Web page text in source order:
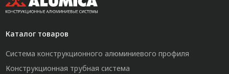
Каталог товаров
Система конструкционного алюминиевого профиля
Конструкционная трубная система